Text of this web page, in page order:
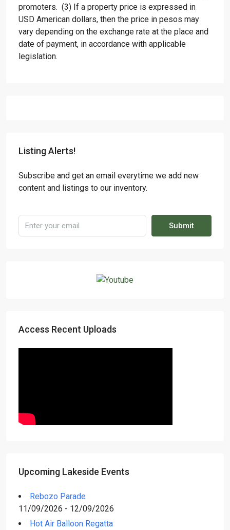
promoters. (3) If a property price is expressed in
USD American dollars, then the price in pesos may
vary depending on the exchange rate at the place and
date of payment, in accordance with applicable
legislation.
Listing Alerts!
Subscribe and get an email everytime we add new
content and listings to our inventory.
Submit
Access Recent Uploads
Upcoming Lakeside Events
Rebozo Parade
11/09/2026 - 12/09/2026
Hot Air Balloon Regatta